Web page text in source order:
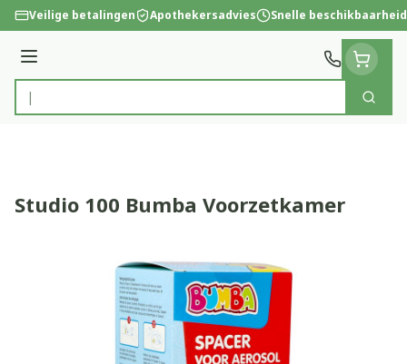
Ga naar de inhoud
Veilige betalingen Apothekersadvies Snelle beschikbaarheid
Menu
Product, merk, categorie...
Zoek
Studio 100 Bumba Voorzetkamer